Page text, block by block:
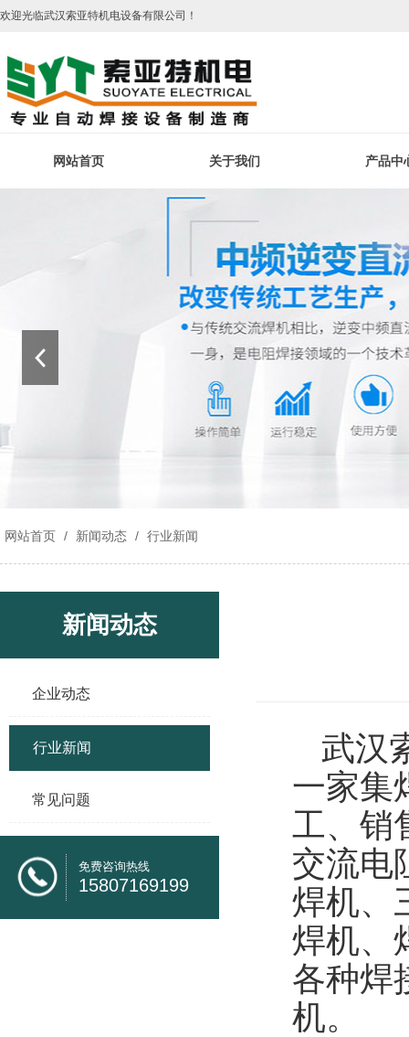
欢迎光临武汉索亚特机电设备有限公司！
网站首页 关于我们 产品中
网站首页 / 新闻动态 / 行业新闻
新闻动态
企业动态
行业新闻
常见问题
免费咨询热线
15807169199
武汉
一家集
工、销
交流电
焊机、
焊机、
各种焊
机。